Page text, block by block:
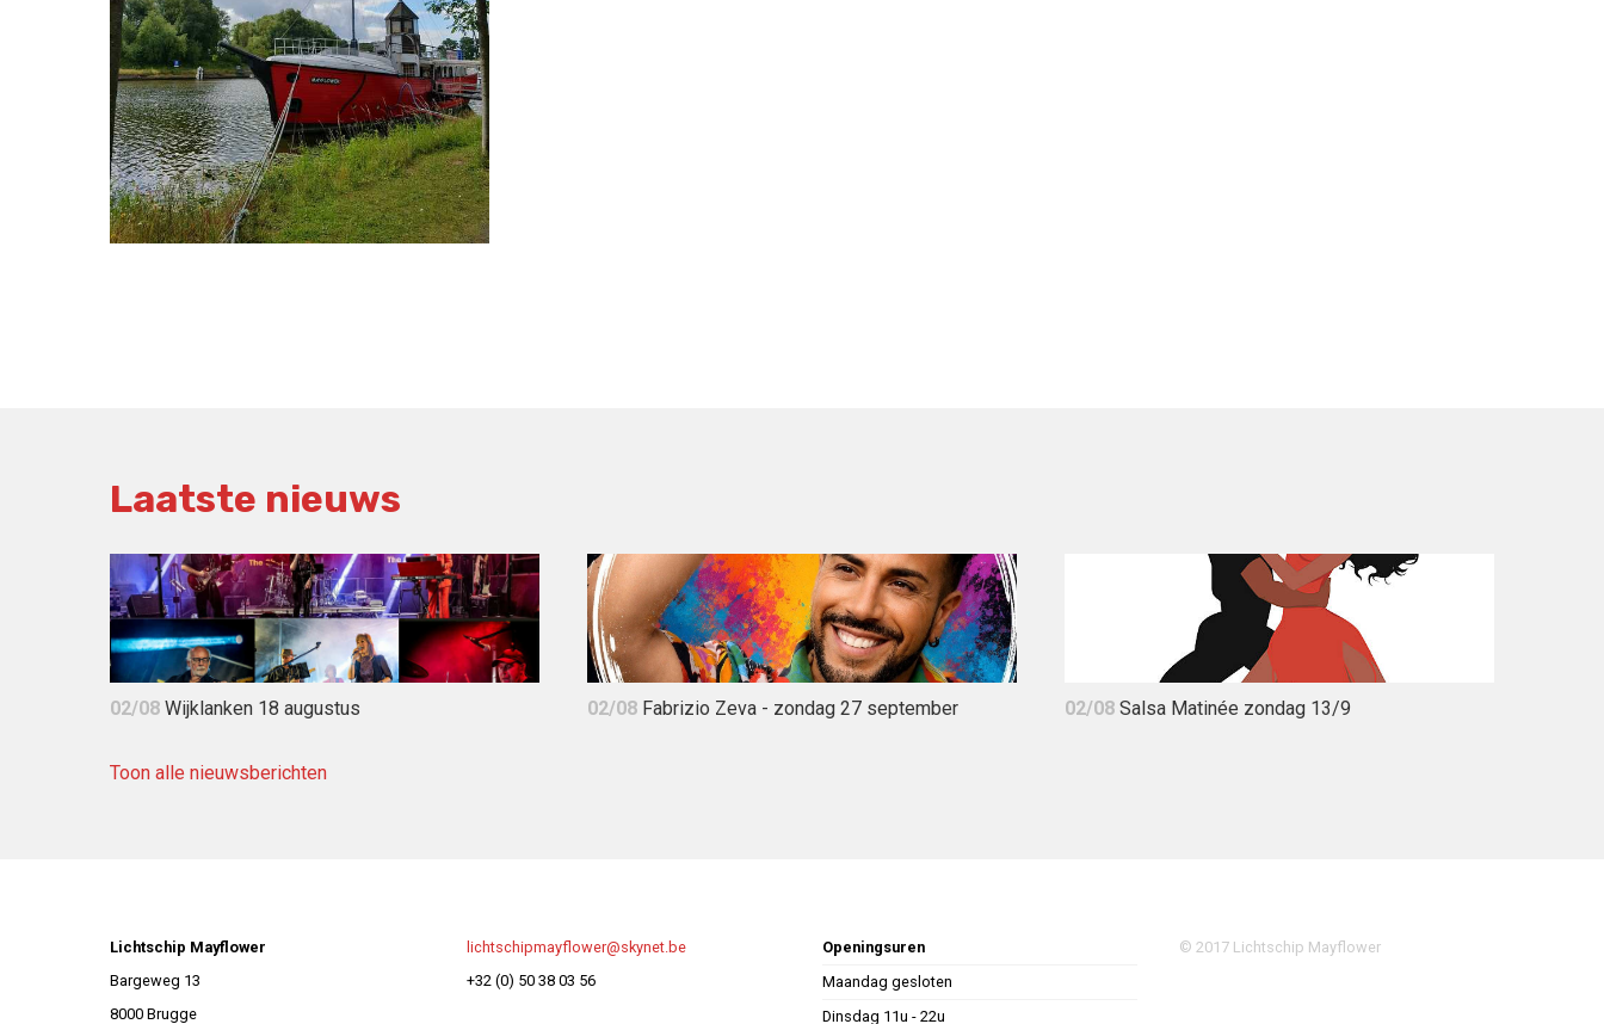
Laatste nieuws
02/08 Wijklanken 18 augustus 02/08 Fabrizio Zeva - zondag 27 september 02/08 Salsa Matinée zondag 13/9
Toon alle nieuwsberichten
Lichtschip Mayflower
Bargeweg 13
8000 Brugge
lichtschipmayflower@skynet.be
+32 (0) 50 38 03 56
Openingsuren
Maandag gesloten
Dinsdag 11u - 22u
© 2017 Lichtschip Mayflower